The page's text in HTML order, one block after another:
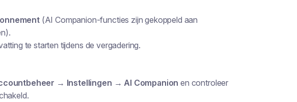
(AI Companion-functies zijn gekoppeld aan
te starten tijdens de vergadering.
→ Instellingen → AI Companion en controleer